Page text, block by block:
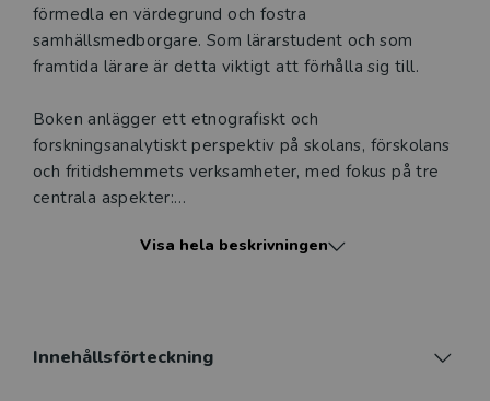
förmedla en värdegrund och fostra
samhällsmedborgare. Som lärarstudent och som
framtida lärare är detta viktigt att förhålla sig till.
Boken anlägger ett etnografiskt och
forskningsanalytiskt perspektiv på skolans, förskolans
och fritidshemmets verksamheter, med fokus på tre
centrala aspekter:
• Demokratiuppdraget
• Hållbarhet
Visa hela beskrivningen
Innehållsförteckning